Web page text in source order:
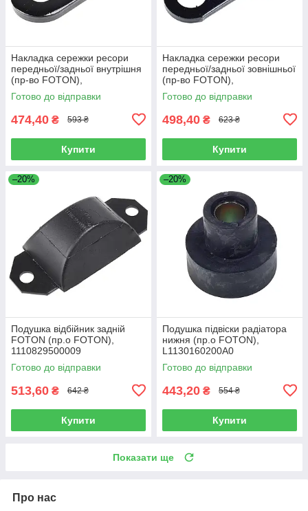
Накладка сережки ресори
передньої/задньої внутрішня
(пр-во FOTON),
L1292150200A0
Готово до відправки
474,40 ₴ 593 ₴
Купити
Накладка сережки ресори
передньої/задньої зовнішньої
(пр-во FOTON),
L1292150100A0
Готово до відправки
498,40 ₴ 623 ₴
Купити
–20%
Подушка відбійник задній
FOTON (пр.о FOTON),
1110829500009
Готово до відправки
513,60 ₴ 642 ₴
Купити
–20%
Подушка підвіски радіатора
нижня (пр.о FOTON),
L1130160200A0
Готово до відправки
443,20 ₴ 554 ₴
Купити
Показати ще
Про нас